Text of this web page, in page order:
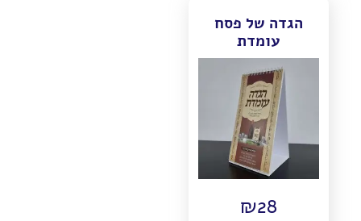
הגדה של פסח
עומדת
₪28